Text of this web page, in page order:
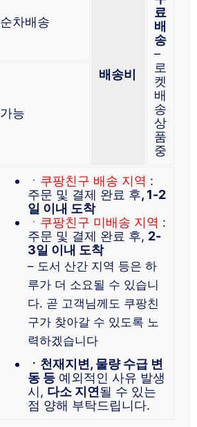
순차배송
배송비
료
배
송
–
로
켓
배
송
상
품
중
가능
ㆍ 쿠팡친구 배송 지역 :
주문 및 결제 완료 후, 1-2
일 이내 도착
ㆍ쿠팡친구 미배송 지역 :
주문 및 결제 완료 후, 2-
3일 이내 도착
– 도서 산간 지역 등은 하
루가 더 소요될 수 있습니
다. 곧 고객님께도 쿠팡친
구가 찾아갈 수 있도록 노
력하겠습니다
ㆍ천재지변, 물량 수급 변
동 등 예외적인 사유 발생
시, 다소 지연될 수 있는
점 양해 부탁드립니다.